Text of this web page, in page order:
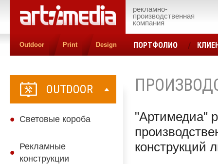
рекламно-
производственная
компания
Outdoor Print Design ПОРТФОЛИО
OUTDOOR
Cветовые короба
Рекламные
конструкции
"Артимедиа"
конструкций